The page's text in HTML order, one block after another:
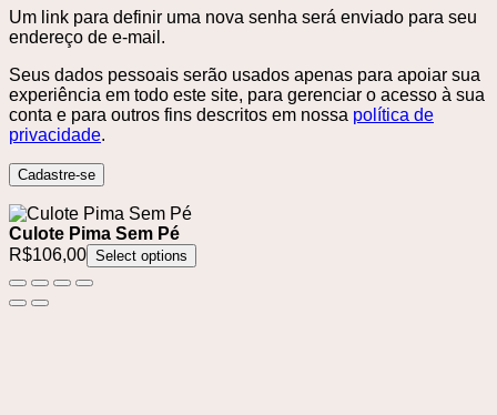
Um link para definir uma nova senha será enviado para seu
endereço de e-mail.
Seus dados pessoais serão usados ​​apenas para apoiar sua
experiência em todo este site, para gerenciar o acesso à sua
conta e para outros fins descritos em nossa política de
privacidade.
Cadastre-se
Culote Pima Sem Pé
R$106,00 Select options